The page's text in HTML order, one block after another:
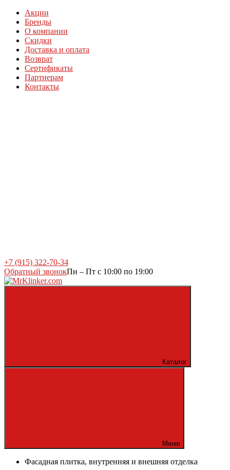
Акции
Бренды
О компании
Скидки
Доставка и оплата
Возврат
Сертификаты
Партнерам
Контакты
+7 (915) 322-70-34
Обратный звонокПн – Пт с 10:00 по 19:00
Каталог
Меню
Фасадная плитка, внутренняя и внешняя отделка